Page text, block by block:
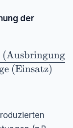
der
(Einsatz)